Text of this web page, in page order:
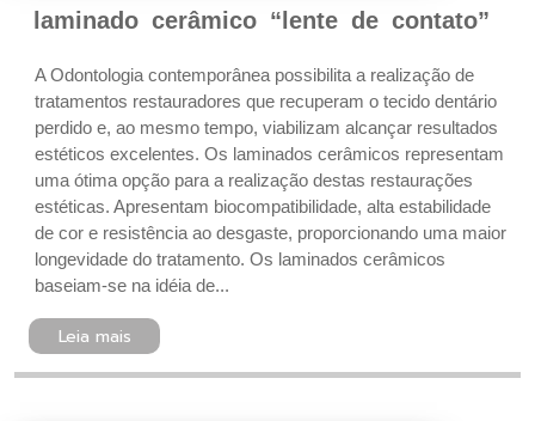
laminado cerâmico “lente de contato”
A Odontologia contemporânea possibilita a realização de
tratamentos restauradores que recuperam o tecido dentário
perdido e, ao mesmo tempo, viabilizam alcançar resultados
estéticos excelentes. Os laminados cerâmicos representam
uma ótima opção para a realização destas restaurações
estéticas. Apresentam biocompatibilidade, alta estabilidade
de cor e resistência ao desgaste, proporcionando uma maior
longevidade do tratamento. Os laminados cerâmicos
baseiam-se na idéia de...
Leia mais